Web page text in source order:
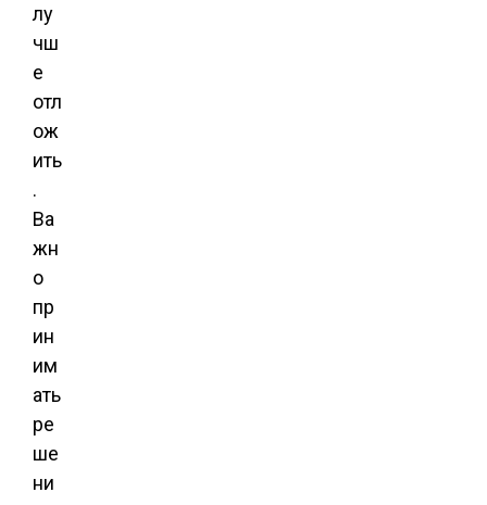
лу
чш
е
отл
ож
ить
.
Ва
жн
о
пр
ин
им
ать
ре
ше
ни